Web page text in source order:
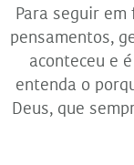
Para seguir
pensamentos,
aconteceu e
entenda o
Deus, que